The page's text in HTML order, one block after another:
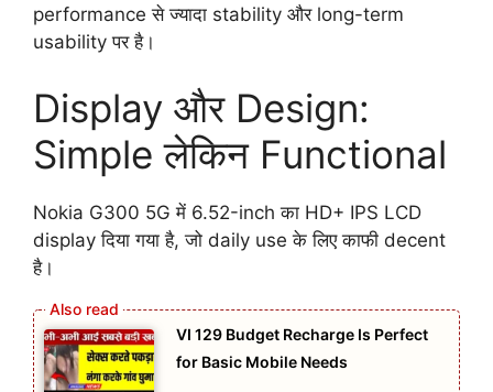
performance से ज्यादा stability और long-term
usability पर है।
Display और Design:
Simple लेकिन Functional
Nokia G300 5G में 6.52-inch का HD+ IPS LCD
display दिया गया है, जो daily use के लिए काफी decent
है।
VI 129 Budget Recharge Is Perfect
for Basic Mobile Needs